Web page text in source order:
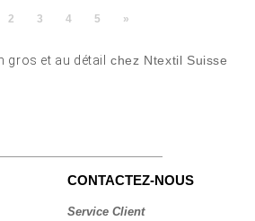
2 3 4 5 »
gros et au détail chez Ntextil Suisse
CONTACTEZ-NOUS
Service Client